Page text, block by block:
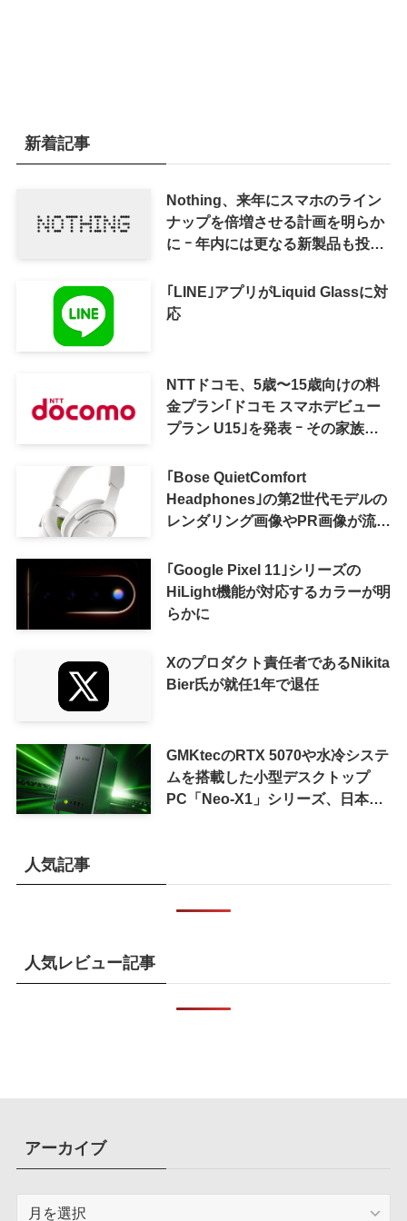
新着記事
Nothing、来年にスマホのライン
ナップを倍増させる計画を明らか
に ｰ 年内には更なる新製品も投入
｢LINE｣アプリがLiquid Glassに対
応
NTTドコモ、5歳〜15歳向けの料
金プラン｢ドコモ スマホデビュー
プラン U15｣を発表 ｰ その家族が
｢Bose QuietComfort
Headphones｣の第2世代モデルの
レンダリング画像やPR画像が流出
｢Google Pixel 11｣シリーズの
HiLight機能が対応するカラーが明
らかに
Xのプロダクト責任者であるNikita
Bier氏が就任1年で退任
GMKtecのRTX 5070や水冷システ
ムを搭載した小型デスクトップ
PC「Neo-X1」シリーズ、日本で
人気記事
人気レビュー記事
アーカイブ